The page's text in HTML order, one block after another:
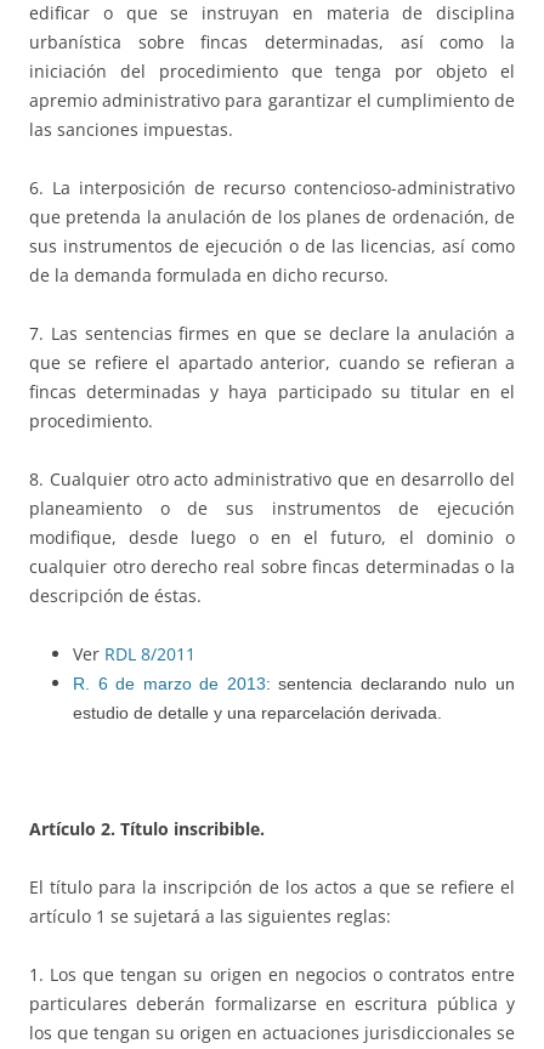
edificar o que se instruyan en materia de disciplina
urbanística sobre fincas determinadas, así como la
iniciación del procedimiento que tenga por objeto el
apremio administrativo para garantizar el cumplimiento de
las sanciones impuestas.
6. La interposición de recurso contencioso-administrativo
que pretenda la anulación de los planes de ordenación, de
sus instrumentos de ejecución o de las licencias, así como
de la demanda formulada en dicho recurso.
7. Las sentencias firmes en que se declare la anulación a
que se refiere el apartado anterior, cuando se refieran a
fincas determinadas y haya participado su titular en el
procedimiento.
8. Cualquier otro acto administrativo que en desarrollo del
planeamiento o de sus instrumentos de ejecución
modifique, desde luego o en el futuro, el dominio o
cualquier otro derecho real sobre fincas determinadas o la
descripción de éstas.
Ver RDL 8/2011
R. 6 de marzo de 2013: sentencia declarando nulo un
estudio de detalle y una reparcelación derivada.
Artículo 2. Título inscribible.
El título para la inscripción de los actos a que se refiere el
artículo 1 se sujetará a las siguientes reglas:
1. Los que tengan su origen en negocios o contratos entre
particulares deberán formalizarse en escritura pública y
los que tengan su origen en actuaciones jurisdiccionales se